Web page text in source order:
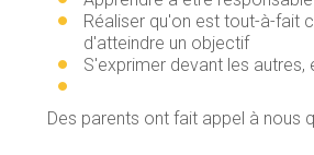
Réaliser qu'on est tout-à-fait
d'atteindre un objectif
S'exprimer devant les autres,
Des parents ont fait appel à nous